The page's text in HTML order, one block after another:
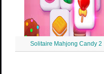
Solitaire Mahjong Candy 2